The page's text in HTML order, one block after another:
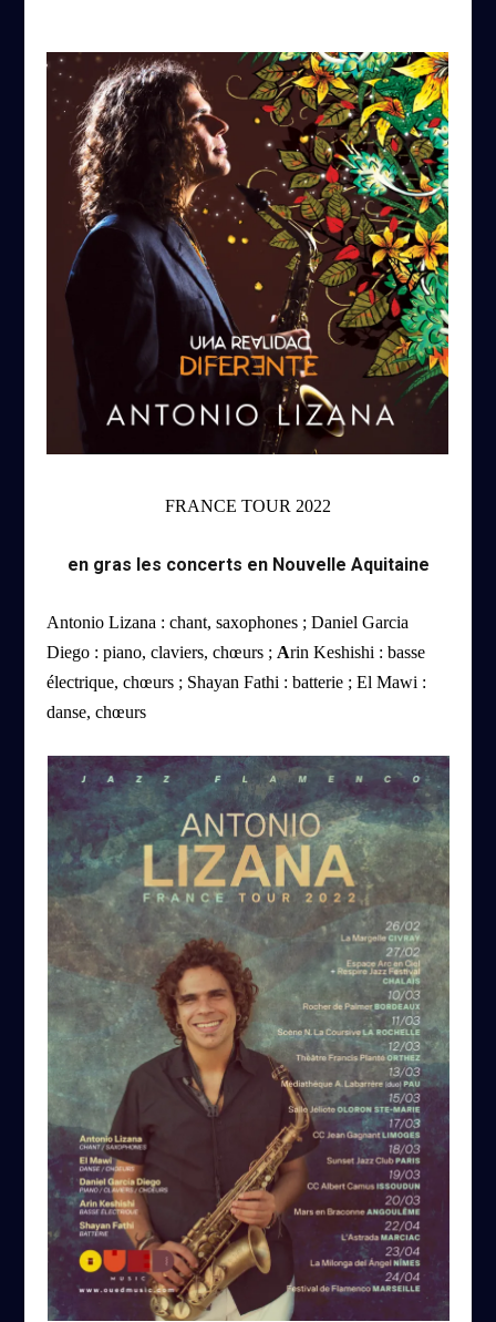
FRANCE TOUR 2022
en gras les concerts en Nouvelle Aquitaine
Antonio Lizana :chant, saxophones ;Daniel Garcia
Diego :piano, claviers, chœurs ; Arin Keshishi :basse
électrique, chœurs ; Shayan Fathi :batterie ;El Mawi :
danse,chœurs